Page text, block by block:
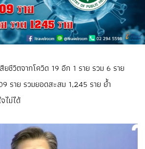
ชีวิตจากโควิด 19 อีก 1 ราย รวม 6 ราย
ราย รวมยอดสะสม 1,245 ราย ย้ำ
ไม่ได้